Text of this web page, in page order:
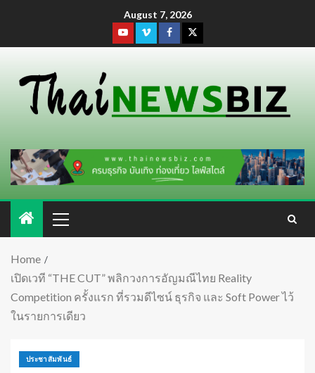
August 7, 2026
Home
เปิดเวที “THE CUT” พลิกวงการอัญมณีไทย Reality
Competition ครั้งแรก ที่รวมดีไซน์ ธุรกิจ และ Soft Power ไว้
ในรายการเดียว
ประชาสัมพันธ์